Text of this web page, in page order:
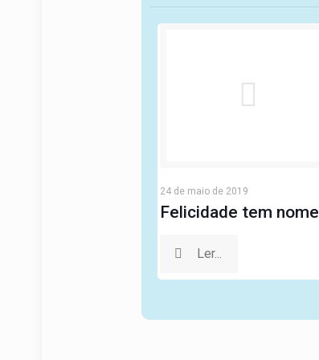
24 de maio de 2019
Felicidade tem nome
Ler...